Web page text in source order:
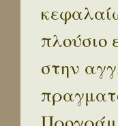
πλούσιο
στην